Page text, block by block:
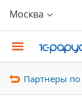
Москва
Партнеры